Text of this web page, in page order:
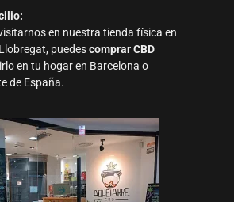
en nuestra tienda física en
puedescomprar CBD
en tu hogar en Barcelona o
de España.